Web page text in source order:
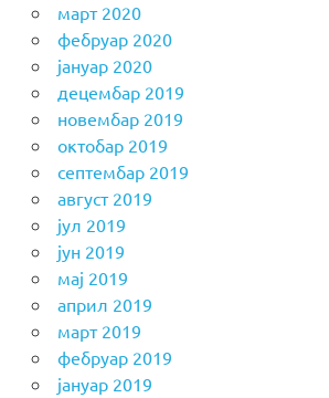
март 2020
фебруар 2020
јануар 2020
децембар 2019
новембар 2019
октобар 2019
септембар 2019
август 2019
јул 2019
јун 2019
мај 2019
април 2019
март 2019
фебруар 2019
јануар 2019